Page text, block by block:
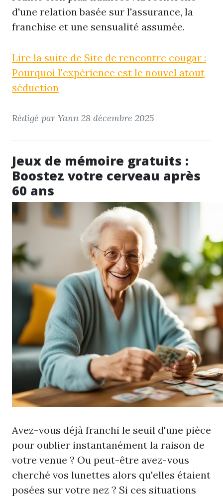
d'une relation basée sur l'assurance, la
franchise et une sensualité assumée.
Lire la suite de Site de rencontre cougar :
Pourquoi l'expérience est le nouvel atout
séduction
Rédigé par Yann 28 décembre 2025
Jeux de mémoire gratuits :
Boostez votre cerveau après
60 ans
Avez-vous déjà franchi le seuil d'une pièce
pour oublier instantanément la raison de
votre venue ? Ou peut-être avez-vous
cherché vos lunettes alors qu'elles étaient
posées sur votre nez ? Si ces situations